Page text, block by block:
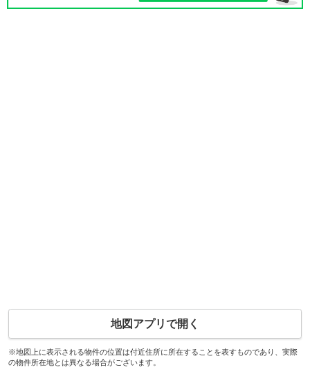
地図アプリで開く
※地図上に表示される物件の位置は付近住所に所在することを表すものであり、実際
の物件所在地とは異なる場合がございます。